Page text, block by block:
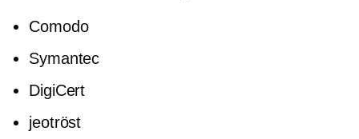
Comodo
Symantec
DigiCert
jeotröst